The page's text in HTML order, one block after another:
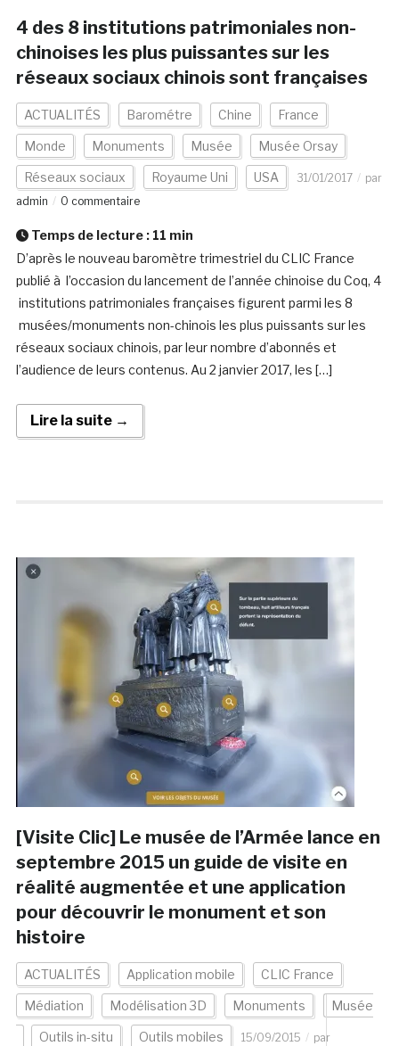
4 des 8 institutions patrimoniales non-
chinoises les plus puissantes sur les
réseaux sociaux chinois sont françaises
ACTUALITÉS Barométre Chine France
Monde Monuments Musée Musée Orsay
Réseaux sociaux Royaume Uni USA 31/01/2017
par
admin
0 commentaire
Temps de lecture : 11 min
D’après le nouveau baromètre trimestriel du CLIC France
publié à l’occasion du lancement de l’année chinoise du Coq, 4
institutions patrimoniales françaises figurent parmi les 8
musées/monuments non-chinois les plus puissants sur les
réseaux sociaux chinois, par leur nombre d’abonnés et
l’audience de leurs contenus. Au 2 janvier 2017, les […]
Lire la suite →
[Visite Clic] Le musée de l’Armée lance en
septembre 2015 un guide de visite en
réalité augmentée et une application
pour découvrir le monument et son
histoire
ACTUALITÉS Application mobile CLIC France
Médiation Modélisation 3D Monuments Musée
Outils in-situ Outils mobiles 15/09/2015
par